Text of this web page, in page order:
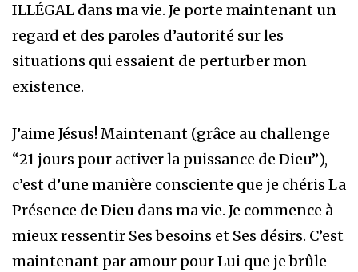
ILLÉGAL dans ma vie. Je porte maintenant un
regard et des paroles d’autorité sur les
situations qui essaient de perturber mon
existence.
J’aime Jésus! Maintenant (grâce au challenge
“21 jours pour activer la puissance de Dieu”),
c’est d’une manière consciente que je chéris La
Présence de Dieu dans ma vie. Je commence à
mieux ressentir Ses besoins et Ses désirs. C’est
maintenant par amour pour Lui que je brûle